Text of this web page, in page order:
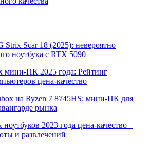
Strix Scar 18 (2025): невероятно
ноутбука с RTX 5090
ПК 2025 года: Рейтинг
цена-качество
на Ryzen 7 8745HS: мини-ПК для
рынка
2023 года цена-качество –
и развлечений